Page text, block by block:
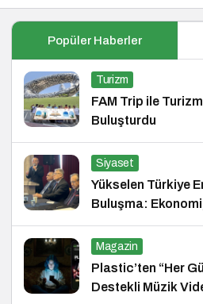
Popüler Haberler
Turizm
FAM Trip ile
Buluşturdu
Siyaset
Yükselen Türkiye
Buluşma:
ve Hukuk
Magazin
Plastic’ten “Her
Destekli Müzik